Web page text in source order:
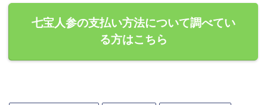
七宝人参の支払い方法について調べてい
る方はこちら